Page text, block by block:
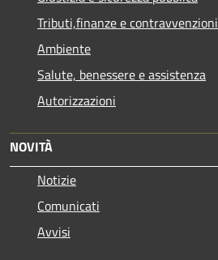
Tributi,finanze e contravvenzioni
Ambiente
Salute, benessere e assistenza
Autorizzazioni
NOVITÀ
Notizie
Comunicati
Avvisi